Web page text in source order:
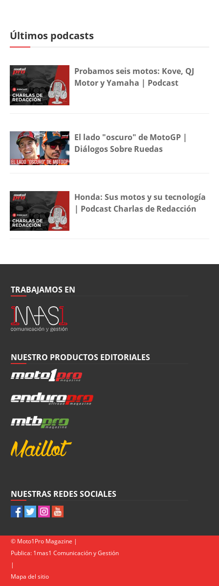
Últimos podcasts
Probamos seis motos: Kove, QJ
Motor y Yamaha | Podcast
El lado "oscuro" de MotoGP |
Diálogos Sobre Ruedas
Honda: Sus motos y su tecnología
| Podcast Charlas de Redacción
TRABAJAMOS EN
NUESTRO PRODUCTOS EDITORIALES
NUESTRAS REDES SOCIALES
© Moto1Pro Magazine |
Publica: 1mas1 Comunicación y Gestión
|
Mapa del sitio